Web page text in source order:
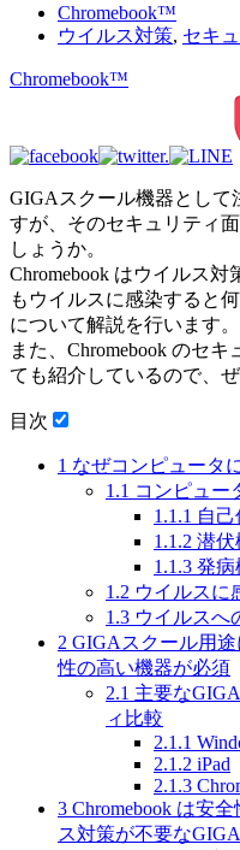
Chromebook™
ウイルス対策, セキ
Chromebook™
GIGAスクール機器として
すが、そのセキュリティ
しょうか。
Chromebook はウイルス
もウイルスに感染すると
について解説を行います。
また、Chromebook のセ
ても紹介しているので、
目次
1 なぜコンピュータ
1.1 コンピュー
1.1.1 自
1.1.2 潜伏
1.1.3 発病
1.2 ウイルスに
1.3 ウイルスへ
2 GIGAスクール用
性の高い機器が必須
2.1 主要な
ィ比較
2.1.1
2.1.2 iPad
2.1.3
3 Chromebook は安
ス対策が不要な